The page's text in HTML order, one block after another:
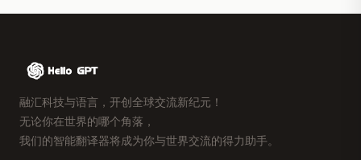
融汇科技与语言，开创全球交流新纪元！
无论你在世界的哪个角落，
我们的智能翻译器将成为你与世界交流的得力助手。